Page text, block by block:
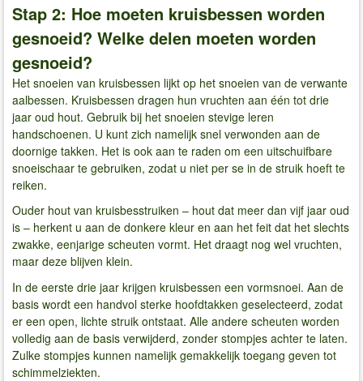
Stap 2: Hoe moeten kruisbessen worden
gesnoeid? Welke delen moeten worden
gesnoeid?
Het snoeien van kruisbessen lijkt op het snoeien van de verwante
aalbessen. Kruisbessen dragen hun vruchten aan één tot drie
jaar oud hout. Gebruik bij het snoeien stevige leren
handschoenen. U kunt zich namelijk snel verwonden aan de
doornige takken. Het is ook aan te raden om een uitschuifbare
snoeischaar te gebruiken, zodat u niet per se in de struik hoeft te
reiken.
Ouder hout van kruisbesstruiken – hout dat meer dan vijf jaar oud
is – herkent u aan de donkere kleur en aan het feit dat het slechts
zwakke, eenjarige scheuten vormt. Het draagt nog wel vruchten,
maar deze blijven klein.
In de eerste drie jaar krijgen kruisbessen een vormsnoei. Aan de
basis wordt een handvol sterke hoofdtakken geselecteerd, zodat
er een open, lichte struik ontstaat. Alle andere scheuten worden
volledig aan de basis verwijderd, zonder stompjes achter te laten.
Zulke stompjes kunnen namelijk gemakkelijk toegang geven tot
schimmelziekten.